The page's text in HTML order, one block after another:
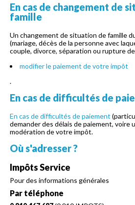
En cas de changement de
famille
Un changement de situation de famille
(mariage, décès de la personne avec
couple, divorce, séparation ou rupture
modifier le paiement de votre impôt
.
En cas de difficultés de
En cas de difficultés de paiement
demander des délais de paiement, voire
modération de votre impôt.
Où s'adresser ?
Impôts Service
Pour des informations générales
Par téléphone